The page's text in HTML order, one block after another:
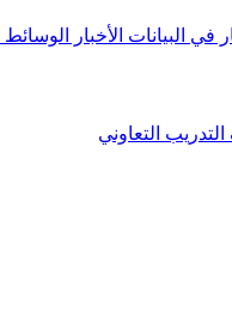
في البيانات الأخبار الوسائط
التدريب التعاوني